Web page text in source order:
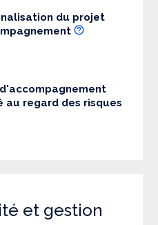
du projet
au regard des risques
et gestion